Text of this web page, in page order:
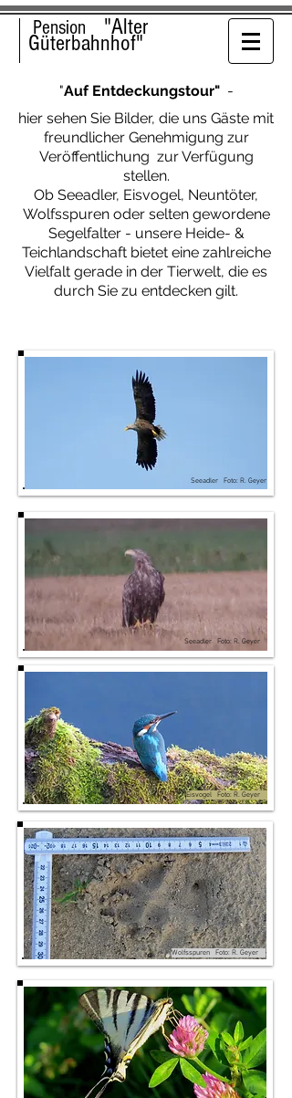
Pension "Alter
Güterbahnhof"
"Auf Entdeckungstour" -
hier sehen Sie Bilder, die uns Gäste mit
freundlicher Genehmigung zur
Veröffentlichung zur Verfügung
stellen.
Ob Seeadler, Eisvogel, Neuntöter,
Wolfsspuren oder selten gewordene
Segelfalter - unsere Heide- &
Teichlandschaft bietet eine zahlreiche
Vielfalt gerade in der Tierwelt, die es
durch Sie zu entdecken gilt.
Seeadler Foto: R. Geyer
Seeadler Foto: R. Geyer
Eisvogel Foto: R. Geyer
Wolfsspuren Foto: R. Geyer